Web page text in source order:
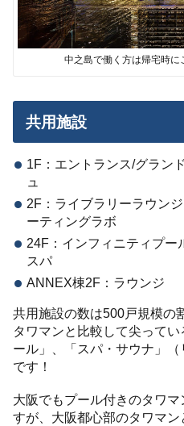
中之島で働く方は帰宅時
共用施設
1F：エントランス/グラン
ュ
2F：ライブラリーラウン
ーティングラボ
24F：インフィニティプー
スパ
ANNEX棟2F：ラウンジ
共用施設の数は500戸規模の
タワマンと比較して尖って
ール」、「スパ・サウナ」（
です！
大阪でもプール付きのタワ
すが、大阪都心部のタワマ